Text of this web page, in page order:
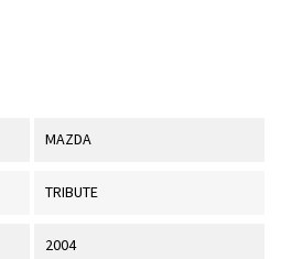
MAZDA
TRIBUTE
2004